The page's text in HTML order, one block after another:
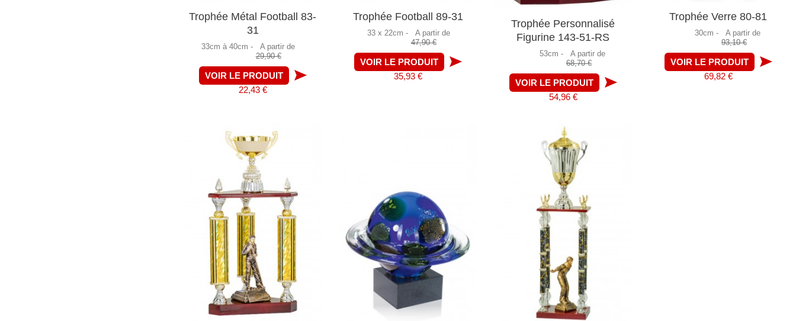
Trophée Métal Football 83-
31
33cm à 40cm -
A partir de
29,90 €
VOIR LE PRODUIT
22,43 €
Trophée Football 89-31
33 x 22cm -
A partir de
47,90 €
VOIR LE PRODUIT
35,93 €
Trophée Personnalisé
Figurine 143-51-RS
53cm -
A partir de
68,70 €
VOIR LE PRODUIT
54,96 €
Trophée Verre 80-81
30cm -
A partir de
93,10 €
VOIR LE PRODUIT
69,82 €